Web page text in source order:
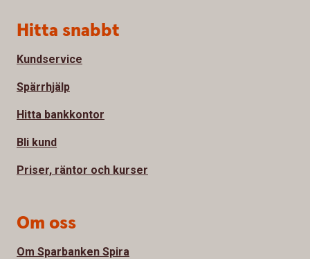
Sidfot
Hitta snabbt
Kundservice
Spärrhjälp
Hitta bankkontor
Bli kund
Priser, räntor och kurser
Om oss
Om Sparbanken Spira